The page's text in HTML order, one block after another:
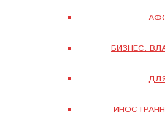
БИЗНЕС.